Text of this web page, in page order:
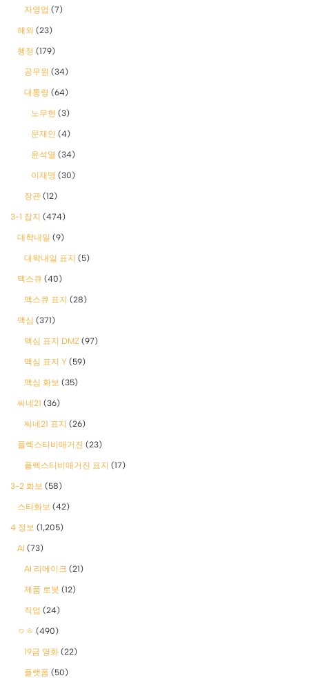
자영업 (7)
해외 (23)
행정 (179)
공무원 (34)
대통령 (64)
노무현 (3)
문재인 (4)
윤석열 (34)
이재명 (30)
장관 (12)
3-1 잡지 (474)
대학내일 (9)
대학내일 표지 (5)
맥스큐 (40)
맥스큐 표지 (28)
맥심 (371)
맥심 표지 DMZ (97)
맥심 표지 Y (59)
맥심 화보 (35)
씨네21 (36)
씨네21 표지 (26)
플렉스티비매거진 (23)
플렉스티비매거진 표지 (17)
3-2 화보 (58)
스타화보 (42)
4 정보 (1,205)
AI (73)
AI 리메이크 (21)
제품 로봇 (12)
직업 (24)
ㅇㅎ (490)
19금 영화 (22)
플랫폼 (50)